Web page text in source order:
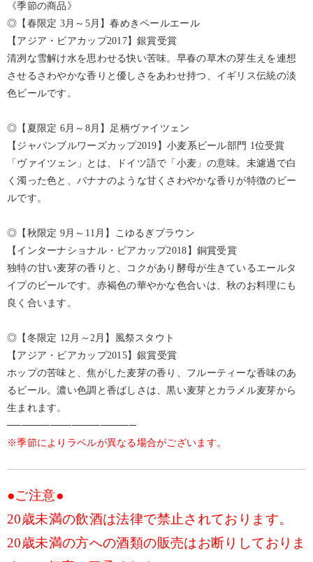
《季節の商品》
◎【春限定 3月～5月】春めきペールエール
【アジア・ビアカップ2017】銀賞受賞
清冽な雪解け水を思わせる快い苦味。早春の草木の芽生えを連想
させるさわやかな香りと優しさをあわせ持つ、イギリス伝統の淡
色ビールです。
◎【夏限定 6月～8月】足柄ヴァイツェン
【ジャパンブルワーズカップ2019】小麦系ビール部門 1位受賞
「ヴァイツェン」とは、ドイツ語で「小麦」の意味。未濾過で白
く濁った色と、バナナのような甘くさわやかな香りが特徴のビー
ルです。
◎【秋限定 9月～11月】こゆるぎブラウン
【インターナショナル・ビアカップ2018】銅賞受賞
独特の甘い麦芽の香りと、コクがあり酵母が生きているエールタ
イプのビールです。赤褐色の華やかな色合いは、秋のお料理にも
良く合います。
◎【冬限定 12月～2月】風祭スタウト
【アジア・ビアカップ2015】銀賞受賞
ホップの苦味と、焦がした麦芽の香り、フルーティーな香味のあ
るビール。濃い色調と香ばしさは、黒い麦芽とカラメル麦芽から
生まれます。
──────────────────
※季節によりラベルが異なる場合がございます。
●ご注意●
20歳未満の飲酒は法律で禁止されております。
20歳未満の方への酒類の販売はお断りしておりま